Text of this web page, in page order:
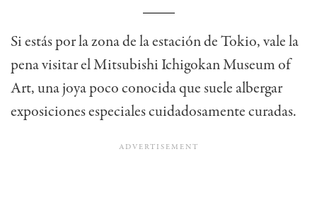
Si estás por la zona de la estación de Tokio, vale la
pena visitar el Mitsubishi Ichigokan Museum of
Art, una joya poco conocida que suele albergar
exposiciones especiales cuidadosamente curadas.